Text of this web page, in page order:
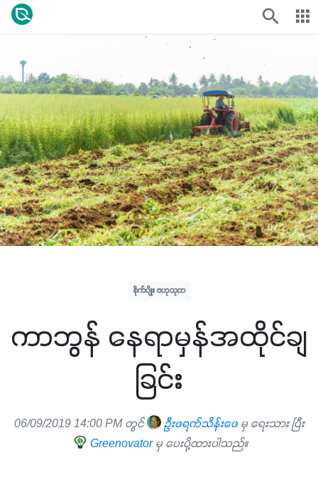
စိုက်ပျိုး ဗဟုသုတ
ကာဘွန် နေရာမှန်အထိုင်ချ
ခြင်း
06/09/2019 14:00 PM တွင် ဦးဖရက်သိန်းဖေမှ ရေးသား ပြီး
Greenovator မှ ပေးပို့ထားပါသည်။